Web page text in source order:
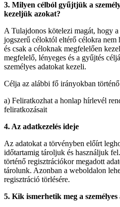
3. Milyen célból gyűjtjük a
kezeljük azokat?
A Tulajdonos kötelezi magát, hogy
jogszerű céloktól eltérő célokra nem
és csak a céloknak megfelelően
megfelelő, lényeges és a gyűjtés
személyes adatokat kezeli.
Célja az alábbi fő irányokban történő
a) Feliratkozhat a honlap hírlevél
feliratkozásait
4. Az adatkezelés ideje
Az adatokat a törvényben előírt
időtartamig tároljuk és használjuk
történő regisztrációkor megadott
tárolunk. Azonban a weboldalon
regisztráció törlésére.
5. Kik ismerhetik meg a